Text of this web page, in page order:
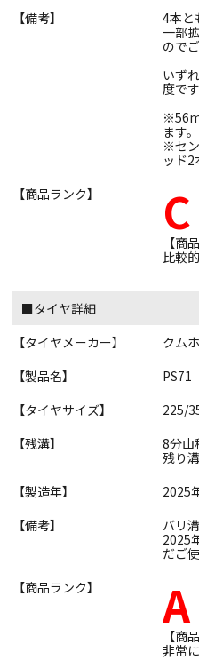
【備考】
4本と
一部
ので
いず
度で
ます。
※セ
ッド2
【商品ランク】
C
【商
比較
■タイヤ詳細
【タイヤメーカー】
クムホ
【製品名】
PS71
【タイヤサイズ】
225/
【残溝】
8分山
残り
【製造年】
2025
【備考】
バリ
2025
だご
【商品ランク】
A
【商
非常